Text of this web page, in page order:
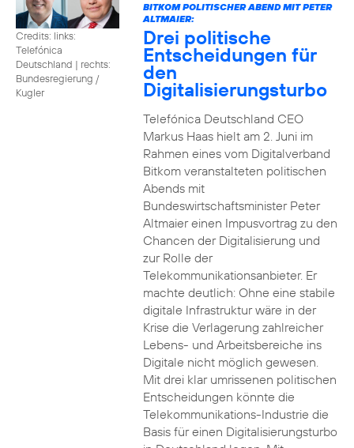
Credits: links:
Telefónica
Deutschland | rechts:
Bundesregierung /
Kugler
BITKOM POLITISCHER ABEND MIT PETER
ALTMAIER:
Drei politische
Entscheidungen für
den
Digitalisierungsturbo
Telefónica Deutschland CEO
Markus Haas hielt am 2. Juni im
Rahmen eines vom Digitalverband
Bitkom veranstalteten politischen
Abends mit
Bundeswirtschaftsminister Peter
Altmaier einen Impusvortrag zu den
Chancen der Digitalisierung und
zur Rolle der
Telekommunikationsanbieter. Er
machte deutlich: Ohne eine stabile
digitale Infrastruktur wäre in der
Krise die Verlagerung zahlreicher
Lebens- und Arbeitsbereiche ins
Digitale nicht möglich gewesen.
Mit drei klar umrissenen politischen
Entscheidungen könnte die
Telekommunikations-Industrie die
Basis für einen Digitalisierungsturbo